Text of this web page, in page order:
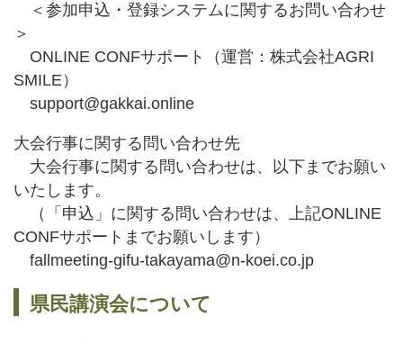
＜参加申込・登録システムに関するお問い合わせ
＞
ONLINE CONFサポート（運営：株式会社AGRI
SMILE）
support@gakkai.online
大会行事に関する問い合わせ先
大会行事に関する問い合わせは、以下までお願い
いたします。
（「申込」に関する問い合わせは、上記ONLINE
CONFサポートまでお願いします）
fallmeeting-gifu-takayama@n-koei.co.jp
県民講演会について